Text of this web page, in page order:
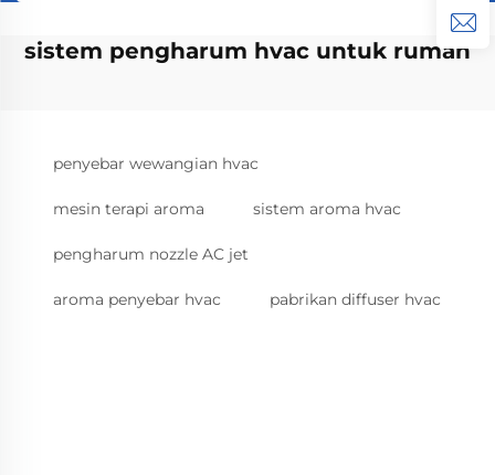
sistem pengharum hvac untuk rumah
penyebar wewangian hvac
mesin terapi aroma sistem aroma hvac
pengharum nozzle AC jet
aroma penyebar hvac pabrikan diffuser hvac